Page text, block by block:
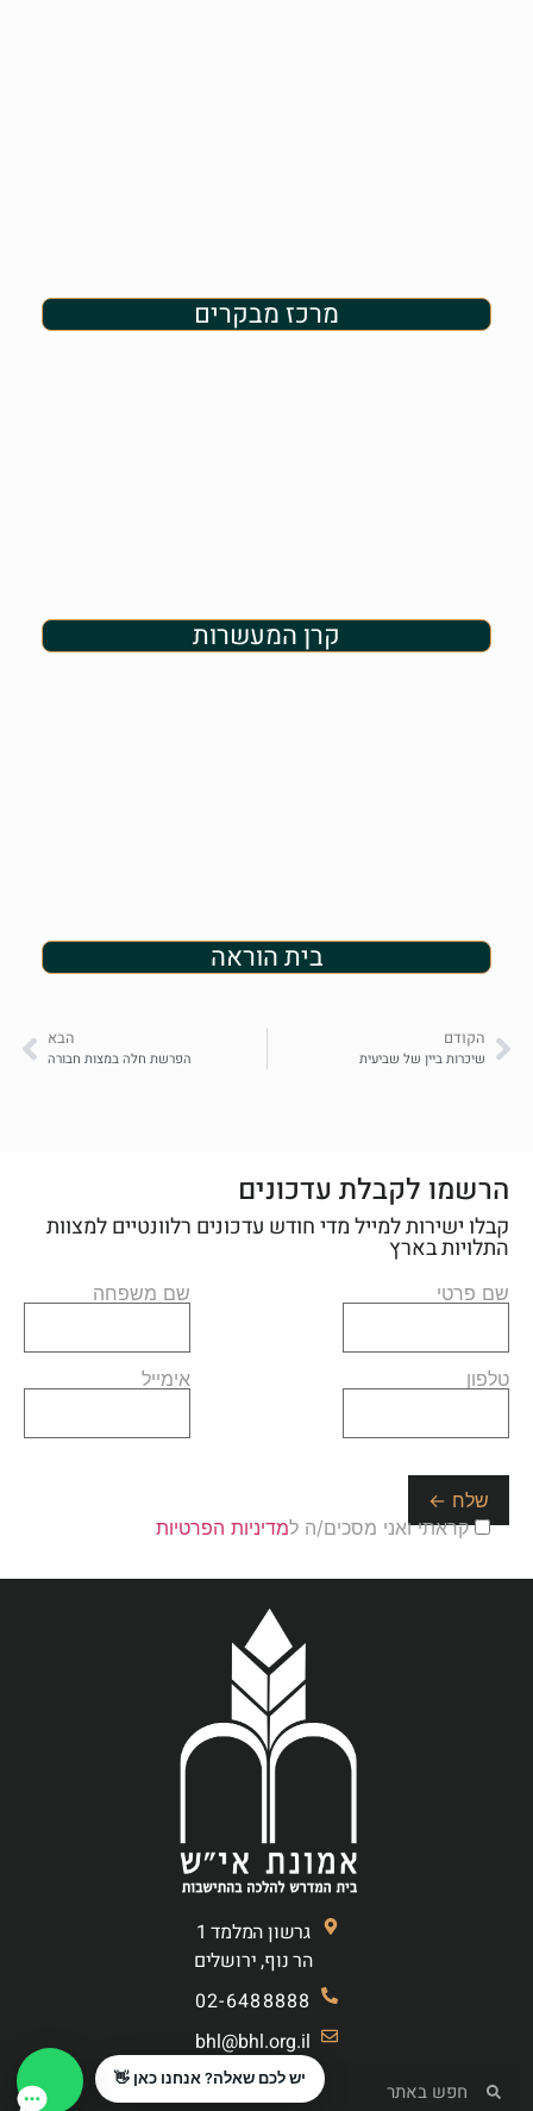
מרכז מבקרים
קרן המעשרות
בית הוראה
הקודם
שיכרות ביין של שביעית
הבא
הפרשת חלה במצות חבורה
הרשמו לקבלת עדכונים
קבלו ישירות למייל מדי חודש עדכונים רלוונטיים למצוות
התלויות בארץ
שם פרטי שם משפחה
טלפון אימייל
קראתי ואני מסכים/ה למדיניות הפרטיות
גרשון המלמד 1
הר נוף, ירושלים
02-6488888
bhl@bhl.org.il
יש לכם שאלה? אנחנו כאן 👋